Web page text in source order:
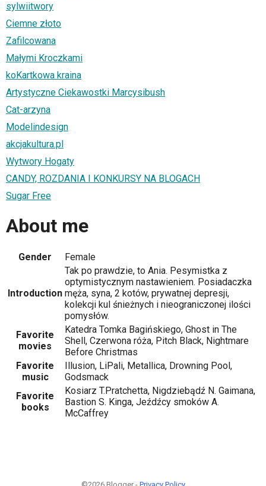
sylwiitwory
Ciemne złoto
Zafilcowana
Małymi Kroczkami
koKartkowa kraina
Artystyczne Ciekawostki Marcysibush
Cat-arzyna
Modelindesign
akcjakultura.pl
Wytwory Hogaty
CANDY, ROZDANIA I KONKURSY NA BLOGACH
Sugar Free
About me
Gender Female
Introduction
Tak po prawdzie, to Ania. Pesymistka z
optymistycznym nastawieniem. Posiadaczka
męża, syna, 2 kotów, prywatnej depresji,
kolekcji kul śnieżnych i nieograniczonej ilości
pomysłów.
Favorite
movies
Katedra Tomka Bagińskiego, Ghost in The
Shell, Czerwona róża, Pitch Black, Nightmare
Before Christmas
Favorite
music
Illusion, LiPali, Metallica, Drowning Pool,
Godsmack
Favorite
books
Kosiarz T.Pratchetta, Nigdziebądź N. Gaimana,
Bastion S. Kinga, Jeźdźcy smoków A.
McCaffrey